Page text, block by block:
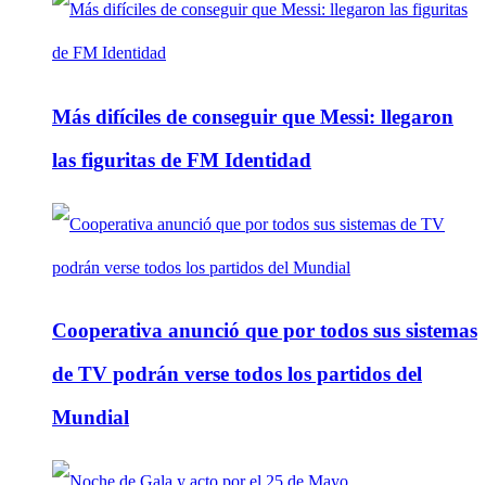
Más difíciles de conseguir que Messi: llegaron
las figuritas de FM Identidad
Cooperativa anunció que por todos sus sistemas
de TV podrán verse todos los partidos del
Mundial